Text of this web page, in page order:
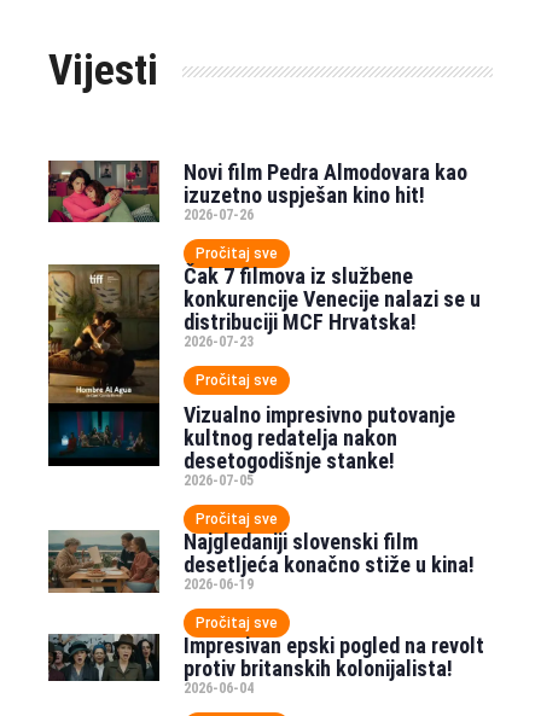
Vijesti
Novi film Pedra Almodovara kao
izuzetno uspješan kino hit!
2026-07-26
Pročitaj sve
Čak 7 filmova iz službene
konkurencije Venecije nalazi se u
distribuciji MCF Hrvatska!
2026-07-23
Pročitaj sve
Vizualno impresivno putovanje
kultnog redatelja nakon
desetogodišnje stanke!
2026-07-05
Pročitaj sve
Najgledaniji slovenski film
desetljeća konačno stiže u kina!
2026-06-19
Pročitaj sve
Impresivan epski pogled na revolt
protiv britanskih kolonijalista!
2026-06-04